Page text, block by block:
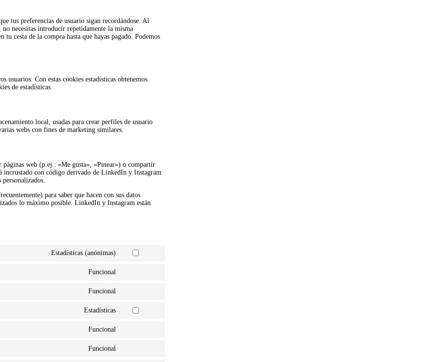
tus preferencias de usuario sigan recordándose. Al
necesitas introducir repetidamente la misma
cesta de la compra hasta que hayas pagado. Podemos
usuarios. Con estas cookies estadísticas obtenemos
de estadísticas.
local, usadas para crear perfiles de usuario
webs con fines de marketing similares.
web (p.ej.: «Me gusta», «Pinear») o compartir
incrustado con código derivado de LinkedIn y Instagram
para saber que hacen con sus datos
lo máximo posible. LinkedIn y Instagram están
Estadísticas (anónimas)
Consent
Funcional
Funcional
service
Estadísticas
Consent
Funcional
Funcional